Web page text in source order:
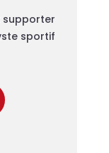
supporter
sportif